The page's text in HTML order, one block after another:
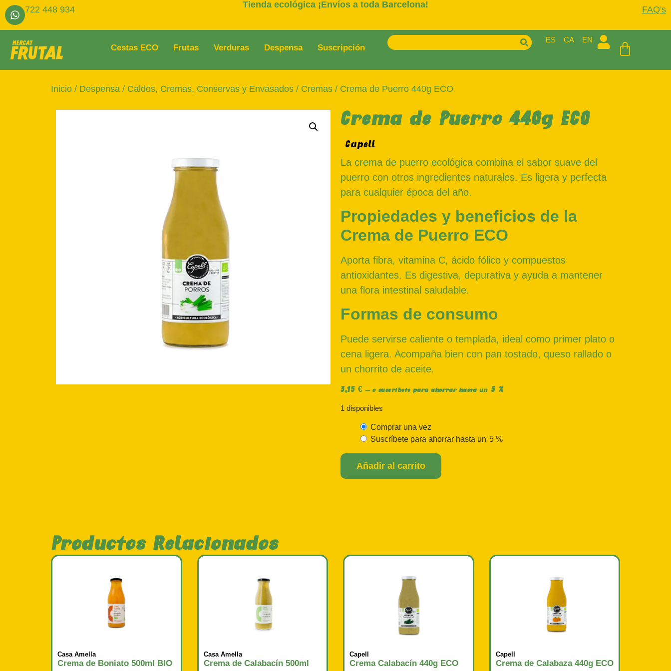
722 448 934 Tienda ecológica ¡Envíos a toda Barcelona! FAQ's
Cestas ECO Frutas Verduras Despensa Suscripción
ES CA EN
Inicio / Despensa / Caldos, Cremas, Conservas y Envasados / Cremas / Crema de Puerro 440g ECO
Crema de Puerro 440g ECO
Capell
1 disponibles
Comprar una vez
Suscríbete para ahorrar hasta un 5 %
Añadir al carrito
La crema de puerro ecológica combina el sabor suave del
puerro con otros ingredientes naturales. Es ligera y perfecta
para cualquier época del año.
Propiedades y beneficios de la
Crema de Puerro ECO
Aporta fibra, vitamina C, ácido fólico y compuestos
antioxidantes. Es digestiva, depurativa y ayuda a mantener
una flora intestinal saludable.
Formas de consumo
Puede servirse caliente o templada, ideal como primer plato o
cena ligera. Acompaña bien con pan tostado, queso rallado o
un chorrito de aceite.
3,15 € — o suscríbete para ahorrar hasta un 5 %
Productos Relacionados
Casa Amella
Crema de Boniato 500ml BIO
Casa Amella
Crema de Calabacín 500ml
Capell
Crema Calabacín 440g ECO
Capell
Crema de Calabaza 440g ECO